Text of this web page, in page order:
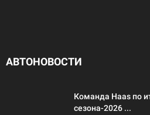
АВТОНОВОСТИ
Команда Haas по
сезона-2026 ...